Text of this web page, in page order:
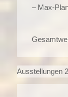
– Max-
Ausstellungen